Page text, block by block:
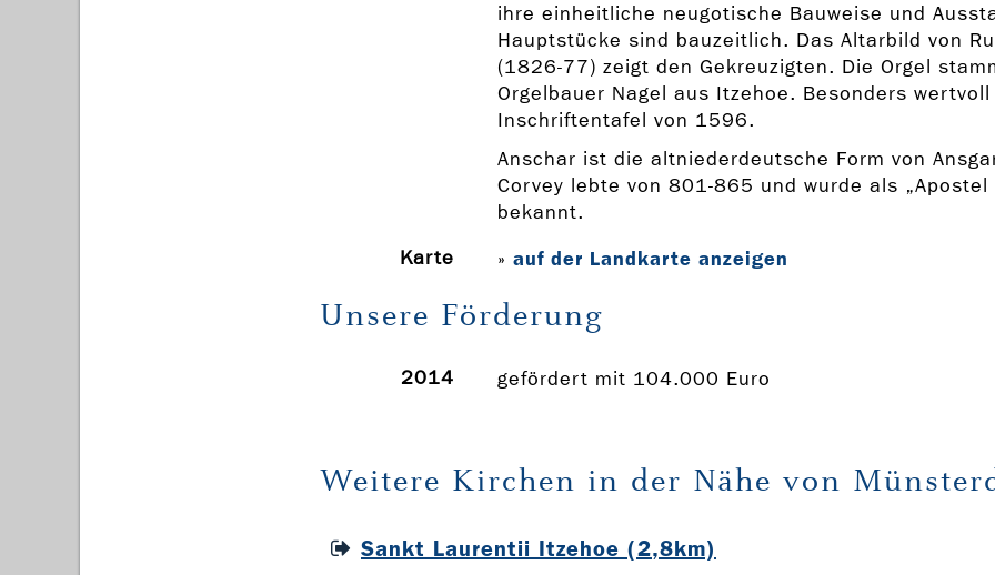
ihre einheitliche neugotische Bauweise und
Hauptstücke sind bauzeitlich. Das Altarbild von
(1826-77) zeigt den Gekreuzigten. Die Orgel
Orgelbauer Nagel aus Itzehoe. Besonders
Inschriftentafel von 1596.
Anschar ist die altniederdeutsche Form von
Corvey lebte von 801-865 und wurde als „Apostel
bekannt.
Karte
» auf der Landkarte anzeigen
Unsere Förderung
2014 gefördert mit 104.000 Euro
Weitere Kirchen in der Nähe von
Sankt Laurentii Itzehoe (2,8km)